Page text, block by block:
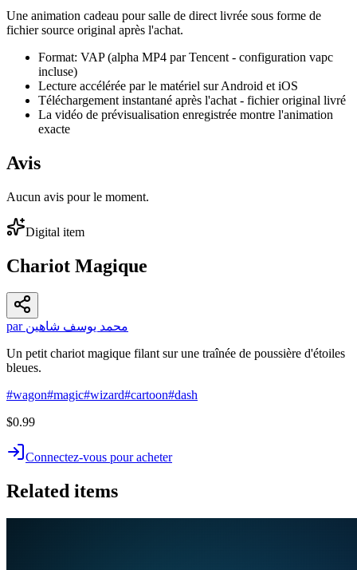
Une animation cadeau pour salle de direct livrée sous forme de
fichier source original après l'achat.
Format: VAP (alpha MP4 par Tencent - configuration vapc
incluse)
Lecture accélérée par le matériel sur Android et iOS
Téléchargement instantané après l'achat - fichier original livré
La vidéo de prévisualisation enregistrée montre l'animation
exacte
Avis
Aucun avis pour le moment.
Digital item
Chariot Magique
par محمد يوسف شاهين
Un petit chariot magique filant sur une traînée de poussière d'étoiles
bleues.
#wagon#magic#wizard#cartoon#dash
$0.99
Connectez-vous pour acheter
Related items